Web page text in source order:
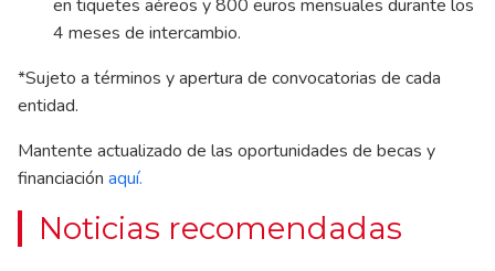
en tiquetes aéreos y 800 euros mensuales durante los
4 meses de intercambio.
*Sujeto a términos y apertura de convocatorias de cada
entidad.
Mantente actualizado de las oportunidades de becas y
financiación aquí.
Noticias recomendadas